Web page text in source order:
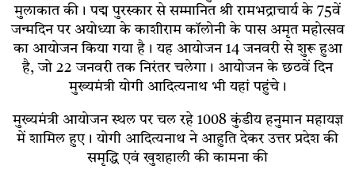
मुलाकात की। पद्म पुरस्कार से सम्मानित श्री रामभद्राचार्य के 75वें
जन्मदिन पर अयोध्या के काशीराम कॉलोनी के पास अमृत महोत्सव
का आयोजन किया गया है। यह आयोजन 14 जनवरी से शुरू हुआ
है, जो 22 जनवरी तक निरंतर चलेगा। आयोजन के छठवें दिन
मुख्यमंत्री योगी आदित्यनाथ भी यहां पहुंचे।
मुख्यमंत्री आयोजन स्थल पर चल रहे 1008 कुंडीय हनुमान महायज्ञ
में शामिल हुए। योगी आदित्यनाथ ने आहुति देकर उत्तर प्रदेश की
समृद्धि एवं खुशहाली की कामना की